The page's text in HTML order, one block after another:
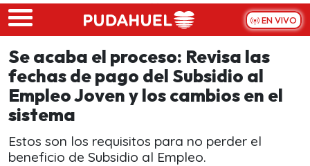
Skip to main content
EN VIVO
Se acaba el proceso: Revisa las
fechas de pago del Subsidio al
Empleo Joven y los cambios en el
sistema
Estos son los requisitos para no perder el
beneficio de Subsidio al Empleo.